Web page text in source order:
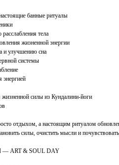
банные ритуалы
тела
жизненной энергии
и улучшению сна
системы
энергией
силы из Кундалини-йоги
отдыхом, а настоящим ритуалом
силы, очистить мысли и
ART & SOUL DAY